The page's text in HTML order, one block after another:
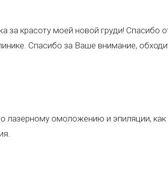
красоту моей новой груди! Спасибо
Спасибо за Ваше внимание,
лазерному омоложению и эпиляции,